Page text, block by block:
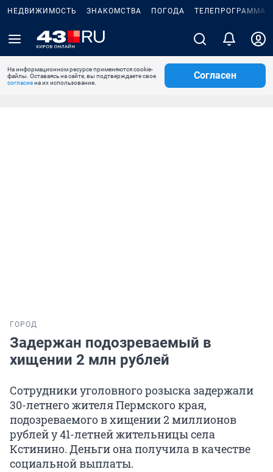
НЕДВИЖИМОСТЬ ЗНАКОМСТВА ПОГОДА ТЕЛЕПРОГРАММА
На информационном ресурсе применяются cookie-
файлы. Оставаясь на сайте, вы подтверждаете свое
согласиена их использование.
Согласен
ГОРОД
Задержан подозреваемый в
хищении 2 млн рублей
Сотрудники уголовного розыска задержали
30-летнего жителя Пермского края,
подозреваемого в хищении 2 миллионов
рублей у 41-летней жительницы села
Кстинино. Деньги она получила в качестве
социальной выплаты.